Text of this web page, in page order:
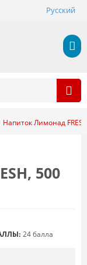
Русский
Напиток Лимонад
500
24 балла